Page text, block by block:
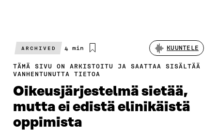
ARCHIVED
Arvioitu
4 min KUUNTELE
TÄMÄ SIVU ON ARKISTOITU JA SAATTAA SISÄLTÄÄ
VANHENTUNUTTA TIETOA
Oikeusjärjestelmä sietää,
mutta ei edistä elinikäistä
oppimista